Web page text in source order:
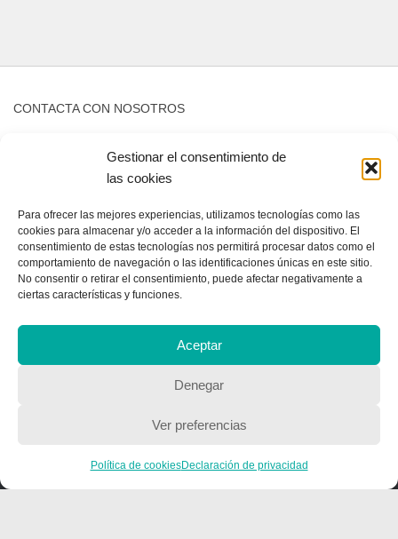
Gestionar el consentimiento de
las cookies
Para ofrecer las mejores experiencias, utilizamos tecnologías como las
cookies para almacenar y/o acceder a la información del dispositivo. El
consentimiento de estas tecnologías nos permitirá procesar datos como el
comportamiento de navegación o las identificaciones únicas en este sitio.
No consentir o retirar el consentimiento, puede afectar negativamente a
ciertas características y funciones.
Aceptar
Denegar
Ver preferencias
Política de cookiesDeclaración de privacidad
CONTACTA CON NOSOTROS
QUIENES SOMOS
Quienes somos